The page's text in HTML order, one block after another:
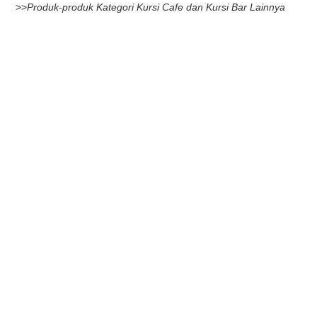
>>Produk-produk Kategori Kursi Cafe dan Kursi Bar Lainnya